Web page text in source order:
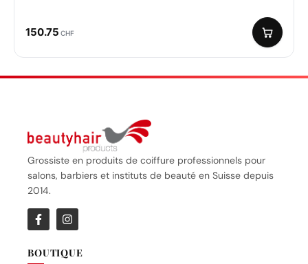
150.75 CHF
Grossiste en produits de coiffure professionnels pour
salons, barbiers et instituts de beauté en Suisse depuis
2014.
BOUTIQUE